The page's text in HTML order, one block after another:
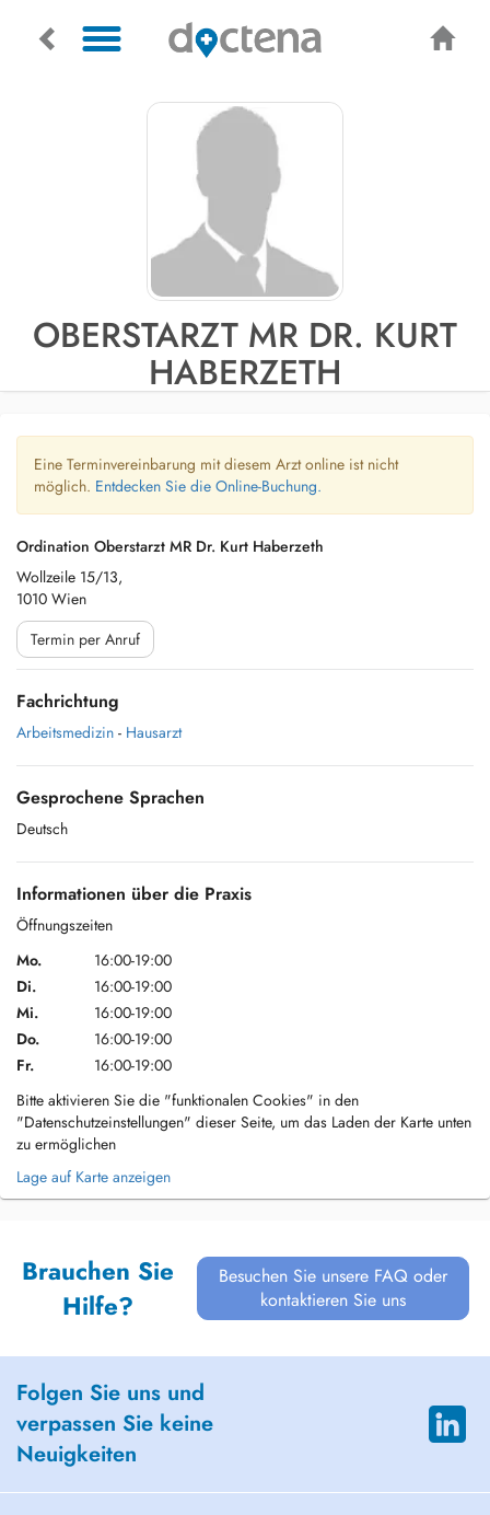
OBERSTARZT MR DR. KURT
HABERZETH
Eine Terminvereinbarung mit diesem Arzt online ist nicht
möglich. Entdecken Sie die Online-Buchung.
Ordination Oberstarzt MR Dr. Kurt Haberzeth
Wollzeile 15/13,
1010 Wien
Termin per Anruf
Fachrichtung
Arbeitsmedizin - Hausarzt
Gesprochene Sprachen
Deutsch
Informationen über die Praxis
Öffnungszeiten
Mo.
16:00-19:00
Di.
16:00-19:00
Mi.
16:00-19:00
Do.
16:00-19:00
Fr.
16:00-19:00
Bitte aktivieren Sie die "funktionalen Cookies" in den
"Datenschutzeinstellungen" dieser Seite, um das Laden der Karte unten
zu ermöglichen
Lage auf Karte anzeigen
Brauchen Sie
Hilfe?
Besuchen Sie unsere FAQ oder
kontaktieren Sie uns
Folgen Sie uns und
verpassen Sie keine
Neuigkeiten